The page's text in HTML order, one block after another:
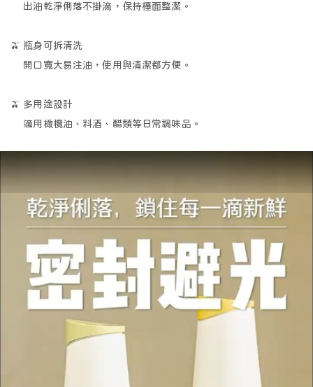
出油乾淨俐落不掛滴，保持檯面整潔。
🫒 瓶身可拆清洗
開口寬大易注油，使用與清潔都方便。
🫒 多用途設計
適用橄欖油、料酒、醋類等日常調味品。